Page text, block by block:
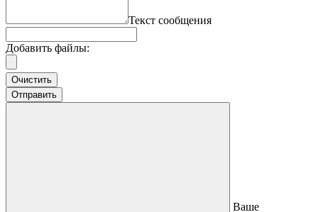
Текст сообщения
Добавить файлы:
Очистить
Отправить
Ваше